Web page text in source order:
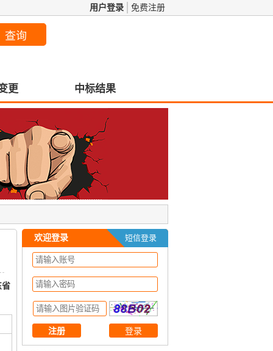
用户登录 免费注册
更 中标结果
省
欢迎登录 短信登录
注册